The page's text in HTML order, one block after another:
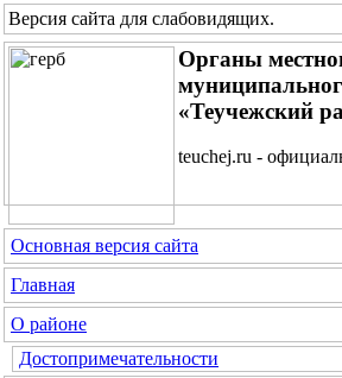
Версия сайта для слабовидящих.
Органы
«Теучежский
teuchej.ru -
Основная версия сайта
Главная
О районе
Достопримечательности